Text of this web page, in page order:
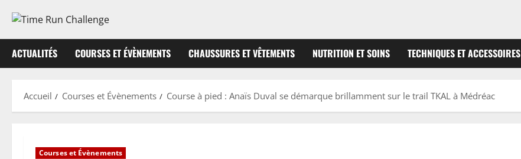
contenu
ACTUALITÉS COURSES ET ÉVÈNEMENTS CHAUSSURES ET VÊTEMENTS NUTRITION ET SOINS TECHNIQUES ET ACCESSOIRES
Accueil Courses et Évènements Course à pied : Anaïs Duval se démarque brillamment sur le trail TKAL à Médréac
Courses et Évènements